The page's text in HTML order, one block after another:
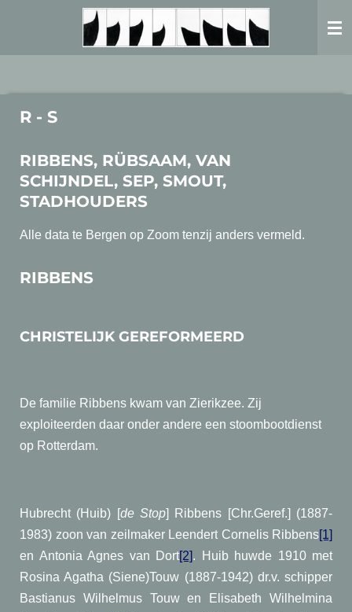
R - S
RIBBENS, RÜBSAAM, VAN
SCHIJNDEL, SEP, SMOUT,
STADHOUDERS
Alle data te Bergen op Zoom tenzij anders vermeld.
RIBBENS
CHRISTELIJK GEREFORMEERD
De familie Ribbens kwam van Zierikzee. Zij
exploiteerden daar onder andere een stoombootdienst
op Rotterdam.
Hubrecht (Huib) [de Stop] Ribbens [Chr.Geref.] (1887-
1983) zoon van zeilmaker Leendert Cornelis Ribbens[1]
en Antonia Agnes van Dort[2]. Huib huwde 1910 met
Rosina Agatha (Siene)Touw (1887-1942) dr.v. schipper
Bastianus Wilhelmus Touw en Elisabeth Wilhelmina